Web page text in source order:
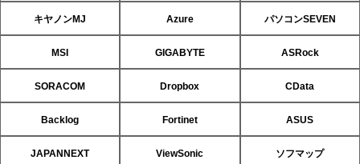
キヤノンMJ Azure パソコンSEVEN
MSI GIGABYTE ASRock
SORACOM Dropbox CData
Backlog Fortinet ASUS
JAPANNEXT ViewSonic ソフマップ